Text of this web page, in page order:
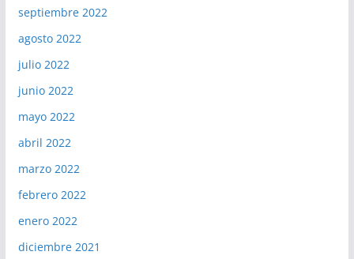
septiembre 2022
agosto 2022
julio 2022
junio 2022
mayo 2022
abril 2022
marzo 2022
febrero 2022
enero 2022
diciembre 2021